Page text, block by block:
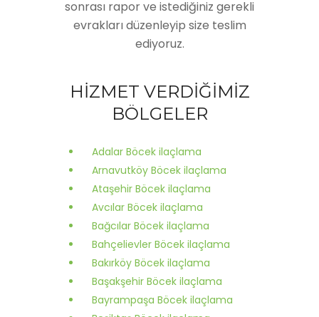
sonrası rapor ve istediğiniz gerekli
evrakları düzenleyip size teslim
ediyoruz.
HİZMET VERDİĞİMİZ
BÖLGELER
Adalar Böcek ilaçlama
Arnavutköy Böcek ilaçlama
Ataşehir Böcek ilaçlama
Avcılar Böcek ilaçlama
Bağcılar Böcek ilaçlama
Bahçelievler Böcek ilaçlama
Bakırköy Böcek ilaçlama
Başakşehir Böcek ilaçlama
Bayrampaşa Böcek ilaçlama